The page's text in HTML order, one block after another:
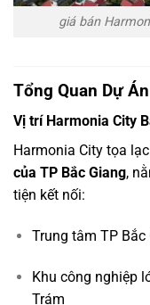
giá bán
Tổng Quan Dự
Vị trí Harmonia City
Harmonia City tọa
của TP Bắc Giang,
tiện kết nối:
Trung tâm TP Bắc
Khu công nghiệp
Trám